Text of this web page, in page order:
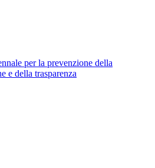
per la prevenzione della
e della trasparenza